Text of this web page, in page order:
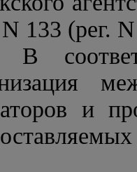
133 (рег.
В
и